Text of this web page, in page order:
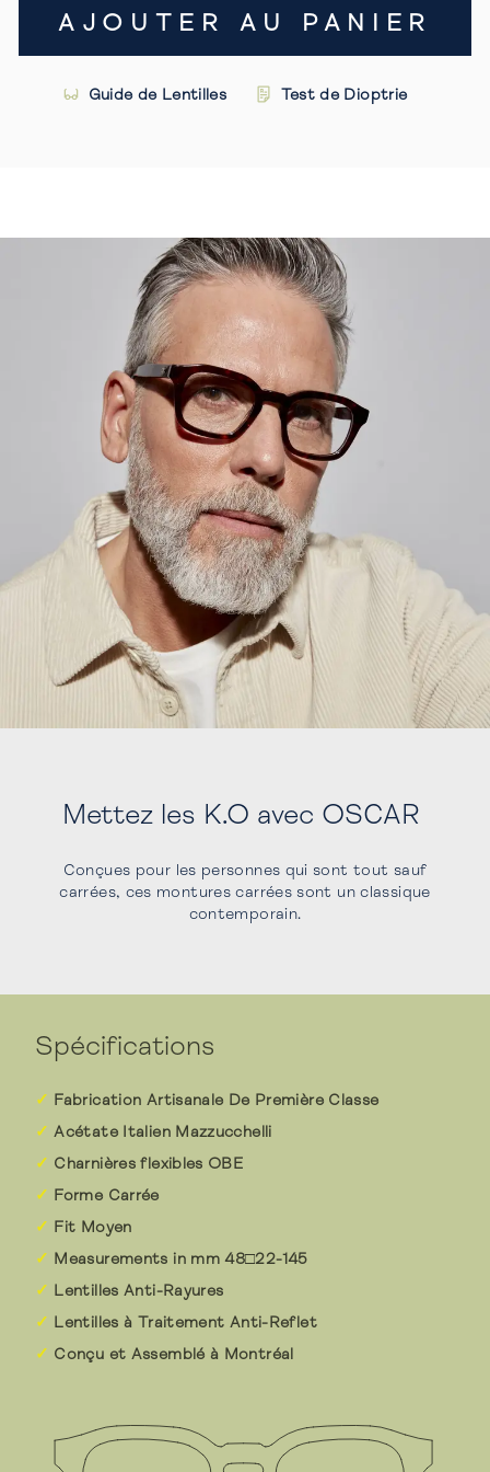
AJOUTER AU PANIER
Guide de Lentilles Test de Dioptrie
Mettez les K.O avec OSCAR
Conçues pour les personnes qui sont tout sauf
carrées, ces montures carrées sont un classique
contemporain.
Spécifications
Fabrication Artisanale De Première Classe
Acétate Italien Mazzucchelli
Charnières flexibles OBE
Forme Carrée
Fit Moyen
Measurements in mm 48□22-145
Lentilles Anti-Rayures
Lentilles à Traitement Anti-Reflet
Conçu et Assemblé à Montréal